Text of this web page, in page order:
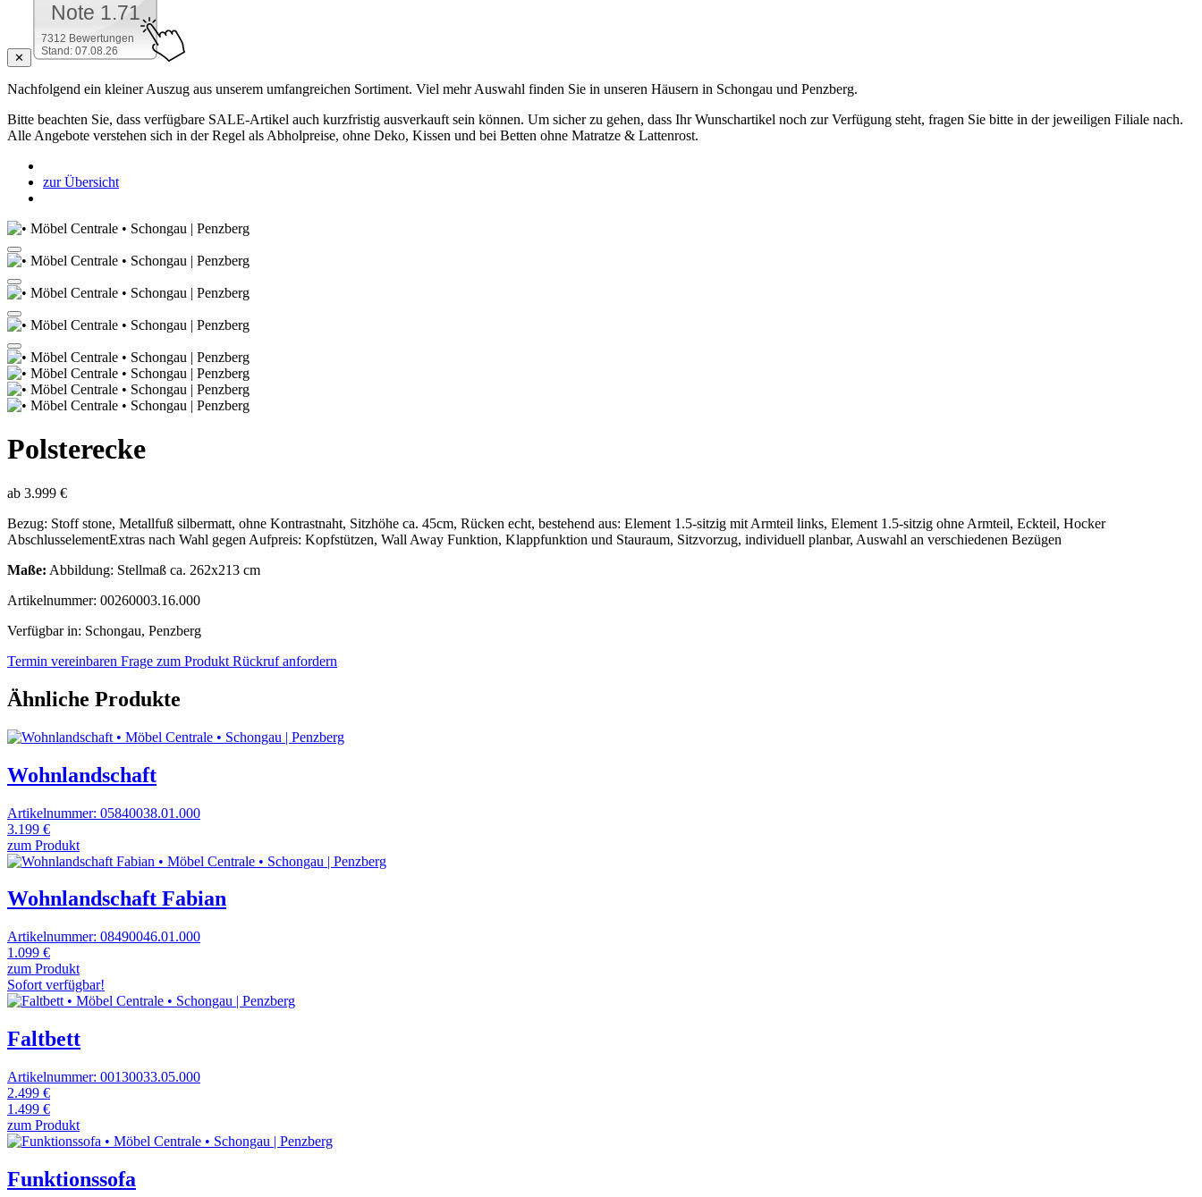
✕
7312 Bewertungen
Stand: 07.08.26
Note 1.71
Nachfolgend ein kleiner Auszug aus unserem umfangreichen Sortiment. Viel mehr Auswahl finden Sie in unseren Häusern in Schongau und Penzberg.
Bitte beachten Sie, dass verfügbare SALE-Artikel auch kurzfristig ausverkauft sein können. Um sicher zu gehen, dass Ihr Wunschartikel noch zur Verfügung steht, fragen Sie bitte in der jeweiligen Filiale nach.
Alle Angebote verstehen sich in der Regel als Abholpreise, ohne Deko, Kissen und bei Betten ohne Matratze & Lattenrost.
zur Übersicht
Polsterecke
ab 3.999 €
Bezug: Stoff stone, Metallfuß silbermatt, ohne Kontrastnaht, Sitzhöhe ca. 45cm, Rücken echt, bestehend aus: Element 1.5-sitzig mit Armteil links, Element 1.5-sitzig ohne Armteil, Eckteil, Hocker
AbschlusselementExtras nach Wahl gegen Aufpreis: Kopfstützen, Wall Away Funktion, Klappfunktion und Stauraum, Sitzvorzug, individuell planbar, Auswahl an verschiedenen Bezügen
Maße: Abbildung: Stellmaß ca. 262x213 cm
Artikelnummer: 00260003.16.000
Verfügbar in: Schongau, Penzberg
Termin vereinbaren Frage zum Produkt Rückruf anfordern
Ähnliche Produkte
Wohnlandschaft
Artikelnummer: 05840038.01.000
3.199 €
zum Produkt
Wohnlandschaft Fabian
Artikelnummer: 08490046.01.000
1.099 €
zum Produkt
Sofort verfügbar!
Faltbett
Artikelnummer: 00130033.05.000
2.499 €
1.499 €
zum Produkt
Funktionssofa